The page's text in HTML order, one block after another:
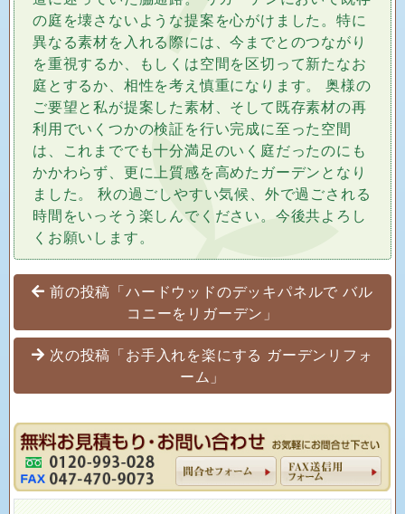
の庭を壊さないような提案を心がけました。特に
異なる素材を入れる際には、今までとのつながり
を重視するか、もしくは空間を区切って新たなお
庭とするか、相性を考え慎重になります。 奥様の
ご要望と私が提案した素材、そして既存素材の再
利用でいくつかの検証を行い完成に至った空間
は、これまででも十分満足のいく庭だったのにも
かかわらず、更に上質感を高めたガーデンとなり
ました。 秋の過ごしやすい気候、外で過ごされる
時間をいっそう楽しんでください。今後共よろし
くお願いします。
投稿ナビゲーション
前の投稿「ハードウッドのデッキパネルで バル
コニーをリガーデン」
次の投稿「お手入れを楽にする ガーデンリフォ
ーム」